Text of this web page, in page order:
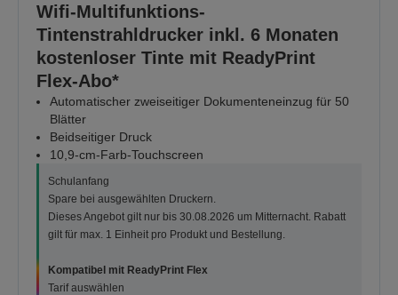
Wifi-Multifunktions-
Tintenstrahldrucker inkl. 6 Monaten
kostenloser Tinte mit ReadyPrint
Flex-Abo*
Automatischer zweiseitiger Dokumenteneinzug für 50
Blätter
Beidseitiger Druck
10,9-cm-Farb-Touchscreen
Schulanfang
Spare bei ausgewählten Druckern.
Dieses Angebot gilt nur bis 30.08.2026 um Mitternacht. Rabatt
gilt für max. 1 Einheit pro Produkt und Bestellung.
Kompatibel mit ReadyPrint Flex
Tarif auswählen